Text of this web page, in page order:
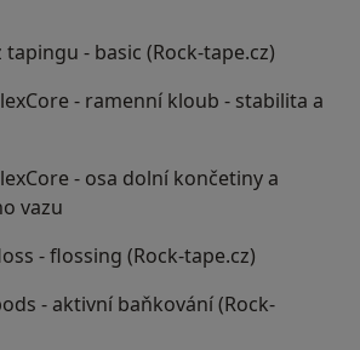
- basic (Rock-tape.cz)
- ramenní kloub - stabilita a
- osa dolní končetiny a
vazu
- flossing (Rock-tape.cz)
- aktivní baňkování (Rock-